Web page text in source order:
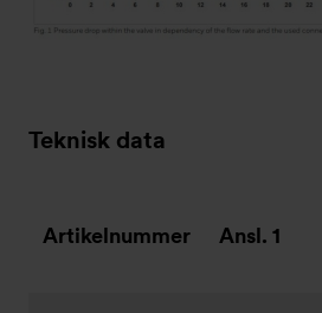
Teknisk data
Artikelnummer Ansl. 1